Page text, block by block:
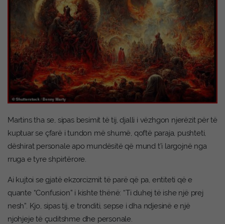
Martins tha se, sipas besimit të tij, djalli i vëzhgon njerëzit për të
kuptuar se çfarë i tundon më shumë, qoftë paraja, pushteti,
dëshirat personale apo mundësitë që mund t’i largojnë nga
rruga e tyre shpirtërore.
Ai kujtoi se gjatë ekzorcizmit të parë që pa, entiteti që e
quante “Confusion” i kishte thënë: “Ti duhej të ishe një prej
nesh”. Kjo, sipas tij, e tronditi, sepse i dha ndjesinë e një
njohjeje të çuditshme dhe personale.